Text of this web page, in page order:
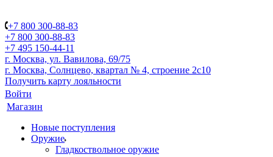
+7 800 300-88-83
+7 800 300-88-83
+7 495 150-44-11
г. Москва, ул. Вавилова, 69/75
г. Москва, Солнцево, квартал № 4, строение 2с10
Получить карту лояльности
Войти
Магазин
Новые поступления
Оружие
Гладкоствольное оружие